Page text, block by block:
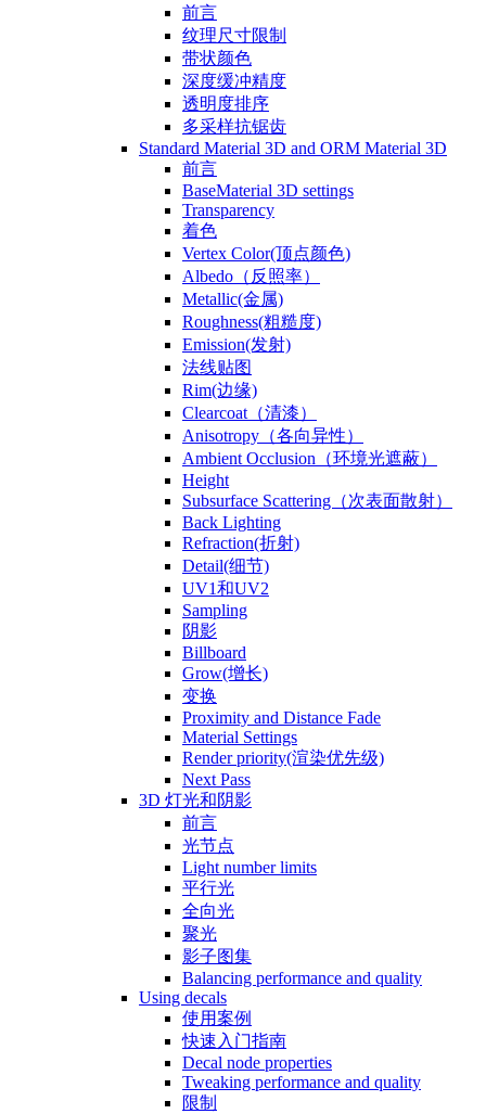
前言
纹理尺寸限制
带状颜色
深度缓冲精度
透明度排序
多采样抗锯齿
Standard Material 3D and ORM Material 3D
前言
BaseMaterial 3D settings
Transparency
着色
Vertex Color(顶点颜色)
Albedo（反照率）
Metallic(金属)
Roughness(粗糙度)
Emission(发射)
法线贴图
Rim(边缘)
Clearcoat（清漆）
Anisotropy（各向异性）
Ambient Occlusion（环境光遮蔽）
Height
Subsurface Scattering（次表面散射）
Back Lighting
Refraction(折射)
Detail(细节)
UV1和UV2
Sampling
阴影
Billboard
Grow(增长)
变换
Proximity and Distance Fade
Material Settings
Render priority(渲染优先级)
Next Pass
3D 灯光和阴影
前言
光节点
Light number limits
平行光
全向光
聚光
影子图集
Balancing performance and quality
Using decals
使用案例
快速入门指南
Decal node properties
Tweaking performance and quality
限制